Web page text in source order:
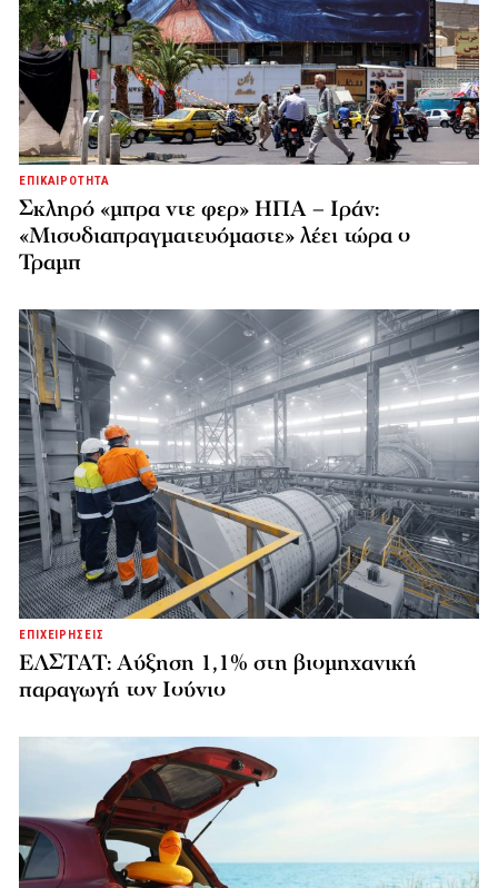
ΕΠΙΚΑΙΡΟΤΗΤΑ
Σκληρό «μπρα ντε φερ» ΗΠΑ – Ιράν:
«Μισοδιαπραγματευόμαστε» λέει τώρα ο
Τραμπ
ΕΠΙΧΕΙΡΗΣΕΙΣ
ΕΛΣΤΑΤ: Αύξηση 1,1% στη βιομηχανική
παραγωγή τον Ιούνιο